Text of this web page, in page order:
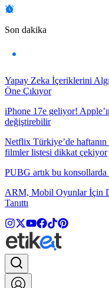
Son dakika
Yapay Zeka İçeriklerini
Öne Çıkıyor
iPhone 17e geliyor!
değiştirebilir
Netflix Türkiye’de
filmler listesi dikkat çekiyor
PUBG artık bu konsollarda
ARM, Mobil Oyunlar İçin
Tanıttı